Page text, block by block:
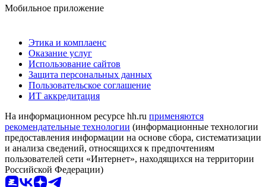
Мобильное приложение
Этика и комплаенс
Оказание услуг
Использование сайтов
Защита персональных данных
Пользовательское соглашение
ИТ аккредитация
На информационном ресурсе hh.ru применяются
рекомендательные технологии (информационные технологии
предоставления информации на основе сбора, систематизации
и анализа сведений, относящихся к предпочтениям
пользователей сети «Интернет», находящихся на территории
Российской Федерации)